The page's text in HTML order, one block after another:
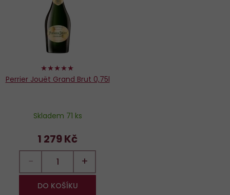
100%
Perrier Jouët Grand Brut 0,75l
Skladem 71 ks
1 279 Kč
− +
DO KOŠÍKU